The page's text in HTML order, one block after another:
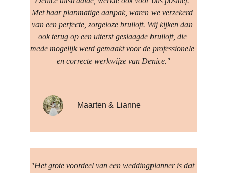
Maarten & Lianne
Met haar planmatige aanpak, waren we verzekerd
van een perfecte, zorgeloze bruiloft. Wij kijken dan
ook terug op een uiterst geslaagde bruiloft, die
mede mogelijk werd gemaakt voor de professionele
en correcte werkwijze van Denice."
"Het grote voordeel van een weddingplanner is dat